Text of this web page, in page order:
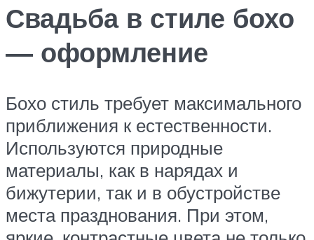
Свадьба в стиле бохо
— оформление
Бохо стиль требует максимального
приближения к естественности.
Используются природные
материалы, как в нарядах и
бижутерии, так и в обустройстве
места празднования. При этом,